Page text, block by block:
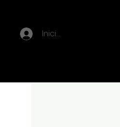
Iniciar sesión